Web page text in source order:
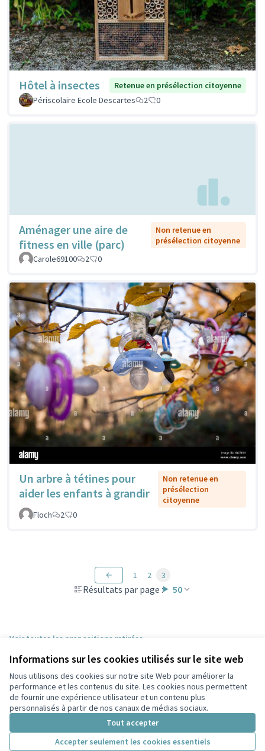
Informations sur les cookies utilisés sur le site web
Nous utilisons des cookies sur notre site Web pour améliorer la
performance et les contenus du site. Les cookies nous permettent
de fournir une expérience utilisateur et un contenu plus
personnalisés à partir de nos canaux de médias sociaux.
Tout accepter
Accepter seulement les cookies essentiels
Hôtel à insectes
Retenue en présélection citoyenne
Périscolaire Ecole Descartes
2 0
Aménager une aire de
fitness en ville (parc)
Non retenue en
présélection citoyenne
Carole69100
2 0
Un arbre à tétines pour
aider les enfants à grandir
Non retenue en
présélection
citoyenne
Floch
2 0
Résultats par page : 50
1 2 3
Voir toutes les propositions retirées
Conditions d'utilisation
Paramètres des cookies
Participez Villeurbanne sur X
(Lien externe)
Participez Villeurbanne sur Facebook
Participez Villeurbanne sur Instagram
Participez Villeurbanne sur YouTube
(Lien externe)